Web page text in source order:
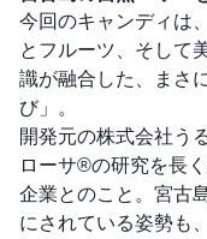
今回のキャンディは
とフルーツ、そして
識が融合した、まさ
び」。
開発元の株式会社う
ローサ®の研究を長
企業とのこと。宮古
にされている姿勢も